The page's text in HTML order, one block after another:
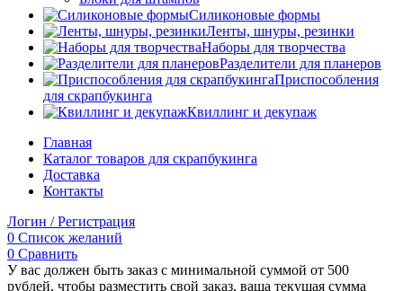
Силиконовые формы
Ленты, шнуры, резинки
Наборы для творчества
Разделители для планеров
Приспособления
для скрапбукинга
Квиллинг и декупаж
Главная
Каталог товаров для скрапбукинга
Доставка
Контакты
Логин / Регистрация
0 Список желаний
0 Сравнить
У вас должен быть заказ с минимальной суммой от 500
рублей, чтобы разместить свой заказ, ваша текущая сумма